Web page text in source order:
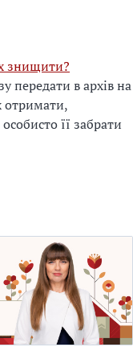
знищити?
передати в архів на
отримати,
її забрати